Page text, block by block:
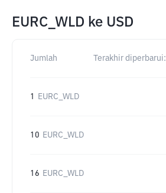
EURC_WLD ke USD
Jumlah Terakhir diperbarui:
1 EURC_WLD
10 EURC_WLD
16 EURC_WLD